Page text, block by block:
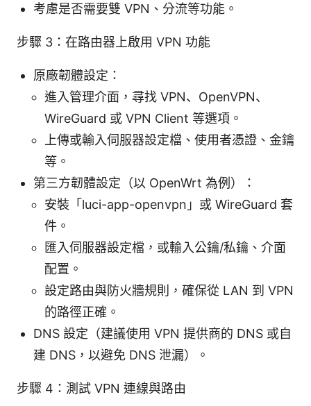
考慮是否需要雙 VPN、分流等功能。
步驟 3：在路由器上啟用 VPN 功能
原廠韌體設定：
進入管理介面，尋找 VPN、OpenVPN、
WireGuard 或 VPN Client 等選項。
上傳或輸入伺服器設定檔、使用者憑證、金鑰
等。
第三方韌體設定（以 OpenWrt 為例）：
安裝「luci-app-openvpn」或 WireGuard 套
件。
匯入伺服器設定檔，或輸入公鑰/私鑰、介面
配置。
設定路由與防火牆規則，確保從 LAN 到 VPN
的路徑正確。
DNS 設定（建議使用 VPN 提供商的 DNS 或自
建 DNS，以避免 DNS 泄漏）。
步驟 4：測試 VPN 連線與路由